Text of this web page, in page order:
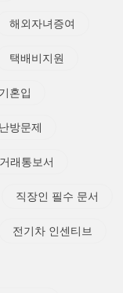
해외자녀증여
택배비지원
혼입
난방문제
래통보서
직장인 필수 문서
전기차 인센티브